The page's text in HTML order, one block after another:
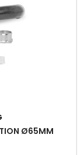
Ø65MM